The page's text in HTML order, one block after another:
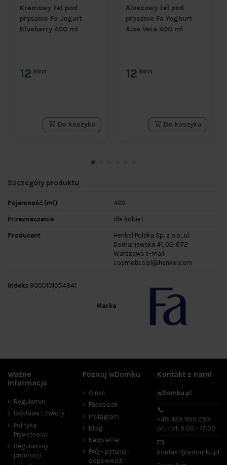
Kremowy żel pod
prysznic Fa Jogurt
Blueberry 400 ml
12 99zł
Do koszyka
Aloesowy żel pod
prysznic Fa Yoghurt
Aloe Vera 400 ml
12 99zł
Do koszyka
Szczegóły produktu
Pojemność (ml) 400
Przeznaczenie dla kobiet
Producent
Henkel Polska Sp. z o.o., ul.
Domaniewska 41, 02-672
Warszawa e-mail:
cosmetics.pl@henkel.com
Marka
Indeks 9000101054941
Ważne
informacje
Regulamin
Dostawa i Zwroty
Polityka
Prywatności
Regulaminy
promocji
Poznaj wDomku
O nas
Facebook
Instagram
Blog
Newsletter
FAQ - pytania i
odpowiedzi
Kontakt z nami
wDomku.pl
+48 455 450 259
pn. - pt. 9:00 - 17:00
kontakt@wdomku.pl